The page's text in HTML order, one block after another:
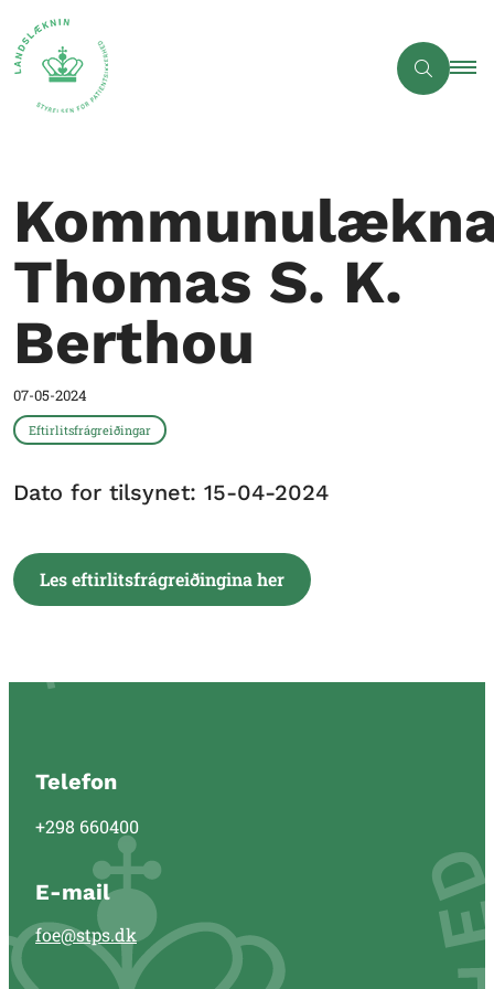
Thomas S. K.
Berthou
07-05-2024
Eftirlitsfrágreiðingar
Dato for tilsynet: 15-04-2024
Les eftirlitsfrágreiðingina her
Telefon
+298 660400
E-mail
foe@stps.dk